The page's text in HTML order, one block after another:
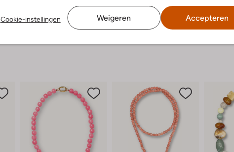
Cookie-instellingen Weigeren Accepteren